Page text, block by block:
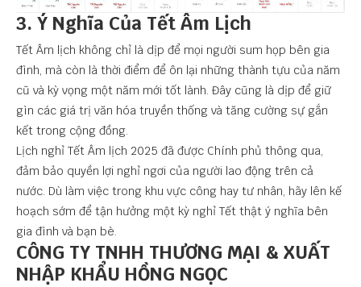
3. Ý Nghĩa Của Tết Âm Lịch
Tết Âm lịch không chỉ là dịp để mọi người sum họp bên gia
đình, mà còn là thời điểm để ôn lại những thành tựu của năm
cũ và kỳ vọng một năm mới tốt lành. Đây cũng là dịp để giữ
gìn các giá trị văn hóa truyền thống và tăng cường sự gắn
kết trong cộng đồng.
Lịch nghỉ Tết Âm lịch 2025 đã được Chính phủ thông qua,
đảm bảo quyền lợi nghỉ ngơi của người lao động trên cả
nước. Dù làm việc trong khu vực công hay tư nhân, hãy lên kế
hoạch sớm để tận hưởng một kỳ nghỉ Tết thật ý nghĩa bên
gia đình và bạn bè.
CÔNG TY TNHH THƯƠNG MẠI & XUẤT
NHẬP KHẨU HỒNG NGỌC